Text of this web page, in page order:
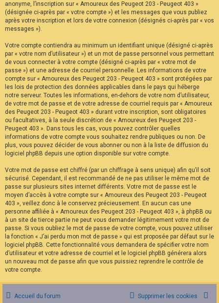
anonyme, l’inscription sur « Amoureux des Peugeot 203 - Peugeot 403 »
(désignée ci-après par « votre compte ») et les messages que vous publiez
après votre inscription et lors de votre connexion (désignés ci-après par « vos
messages »).
Votre compte contiendra au minimum un identifiant unique (désigné ci-après
par « votre nom d’utilisateur ») et un mot de passe personnel vous permettant
de vous connecter à votre compte (désigné ci-après par « votre mot de
passe ») et une adresse de courriel personnelle. Les informations de votre
compte sur « Amoureux des Peugeot 203 - Peugeot 403 » sont protégées par
les lois de protection des données applicables dans le pays qui héberge
notre serveur. Toutes les informations, en-dehors de votre nom d’utilisateur,
de votre mot de passe et de votre adresse de courriel requis par « Amoureux
des Peugeot 203 - Peugeot 403 » durant votre inscription, sont obligatoires
ou facultatives, à la seule discrétion de « Amoureux des Peugeot 203 -
Peugeot 403 ». Dans tous les cas, vous pouvez contrôler quelles
informations de votre compte vous souhaitez rendre publiques ou non. De
plus, vous pouvez décider de vous abonner ou non à la liste de diffusion du
logiciel phpBB depuis une option disponible sur votre compte.
Votre mot de passe est chiffré (par un chiffrage à sens unique) afin qu’il soit
sécurisé. Cependant, il est recommandé de ne pas utiliser le même mot de
passe sur plusieurs sites internet différents. Votre mot de passe est le
moyen d’accès à votre compte sur « Amoureux des Peugeot 203 - Peugeot
403 », veillez donc à le conservez précieusement. En aucun cas une
personne affiliée à « Amoureux des Peugeot 203 - Peugeot 403 », à phpBB ou
à un site de tierce partie ne peut vous demander légitimement votre mot de
passe. Si vous oubliez le mot de passe de votre compte, vous pouvez utiliser
la fonction « J’ai perdu mon mot de passe » qui est proposée par défaut sur le
logiciel phpBB. Cette fonctionnalité vous demandera de spécifier votre nom
d’utilisateur et votre adresse de courriel et le logiciel phpBB générera alors
un nouveau mot de passe afin que vous puissiez reprendre le contrôle de
votre compte.
Accueil du forum Supprimer les cookies